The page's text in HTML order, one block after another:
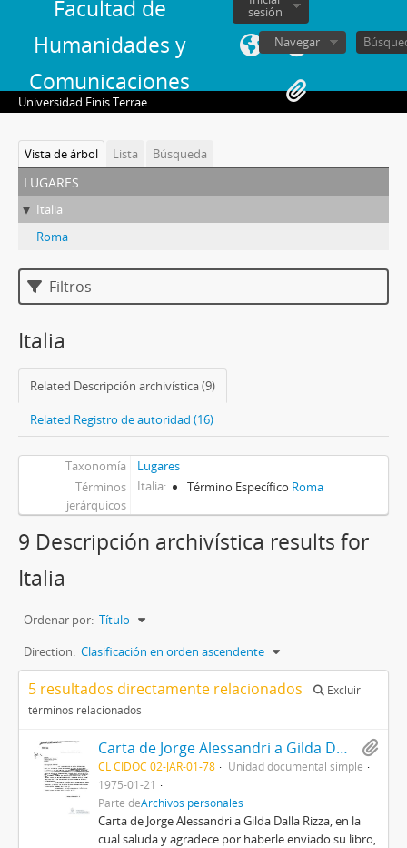
Facultad de
Humanidades y
Comunicaciones
sesión
Navegar
Universidad Finis Terrae
Vista de árbol Lista Búsqueda
lugares
Italia
Roma
Filtros
Italia
Related Descripción archivística (9)
Related Registro de autoridad (16)
Taxonomía
Lugares
Términos
jerárquicos
Italia Término Específico Roma
9 Descripción archivística results for
Italia
Ordenar por: Título
Direction: Clasificación en orden ascendente
5 resultados directamente relacionados
Excluir
términos relacionados
Carta de Jorge Alessandri a Gilda Dalla Rizza
CL CIDOC 02-JAR-01-78
Unidad documental simple
1975-01-21
Parte deArchivos personales
Carta de Jorge Alessandri a Gilda Dalla Rizza, en la
cual saluda y agradece por haberle enviado su libro,